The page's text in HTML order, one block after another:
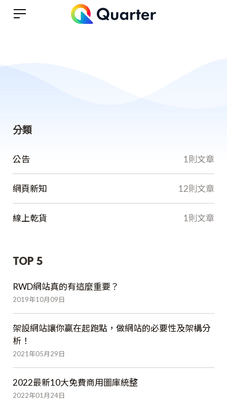
分類
公告 1則文章
網頁新知 12則文章
線上乾貨 1則文章
TOP 5
RWD網站真的有這麼重要？
2019年10月09日
架設網站讓你贏在起跑點，做網站的必要性及架構分
析！
2021年05月29日
2022最新10大免費商用圖庫統整
2022年01月24日